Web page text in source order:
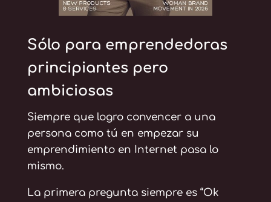
Sólo para emprendedoras
principiantes pero
ambiciosas
Siempre que logro convencer a una
persona como tú en empezar su
emprendimiento en Internet pasa lo
mismo.
La primera pregunta siempre es “Ok